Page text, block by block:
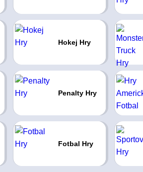
Hokej Hry
Penalty Hry
Fotbal Hry